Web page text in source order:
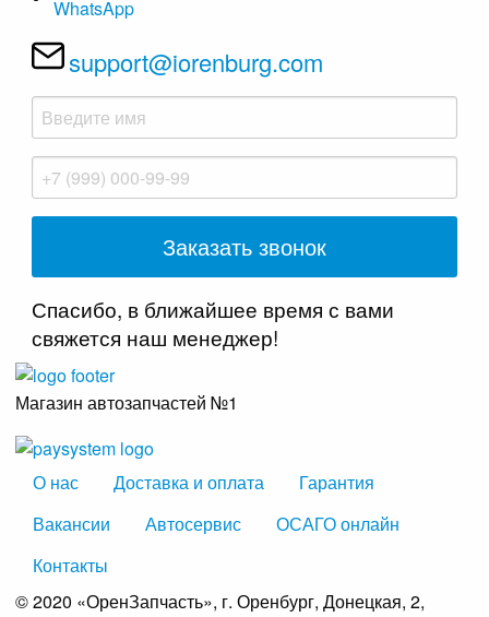
support@iorenburg.com
Спасибо, в ближайшее время с вами
свяжется наш менеджер!
Магазин автозапчастей №1
О нас Доставка и оплата
Гарантия
Вакансии
Автосервис
ОСАГО онлайн
Контакты
© 2020 «ОренЗапчасть», г. Оренбург, Донецкая, 2,